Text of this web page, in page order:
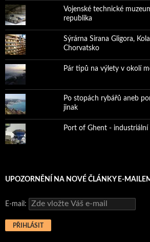
Vojenské technické
republika
Sýrárna Sirana Gligora,
Chorvatsko
Pár tipů na výlety v okolí
Po stopách rybářů aneb
jinak
Port of Ghent - industriální
UPOZORNĚNÍ NA NOVÉ ČLÁNKY E-
E-mail: